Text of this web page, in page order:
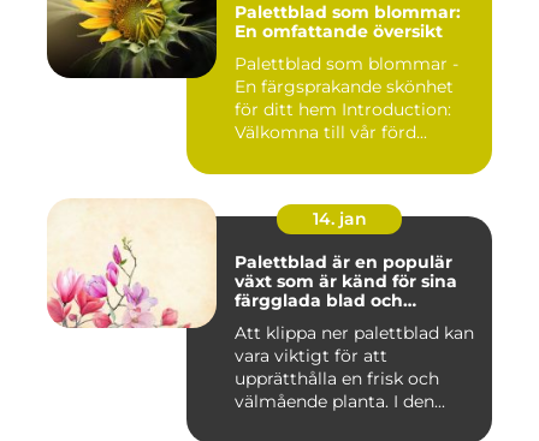
Palettblad som blommar:
En omfattande översikt
Palettblad som blommar -
En färgsprakande skönhet
för ditt hem Introduction:
Välkomna till vår förd...
14. jan
Palettblad är en populär
växt som är känd för sina
färgglada blad och
prydnadsväxt både
inomhus och utomhus
Att klippa ner palettblad kan
vara viktigt för att
upprätthålla en frisk och
välmående planta. I den...